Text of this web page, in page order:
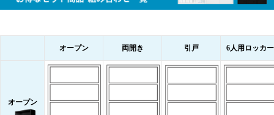
オープン 両開き 引戸 6人用ロッカー
オープン